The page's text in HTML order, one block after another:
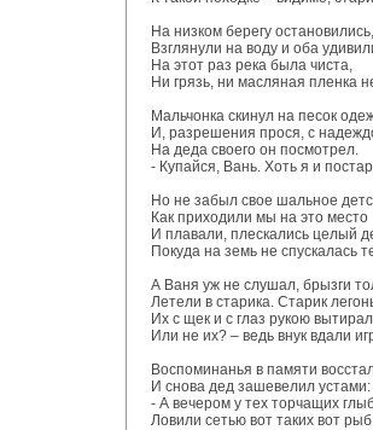
На низком берегу остановились,
Взглянули на воду и оба
На этот раз река была чиста,
Ни грязь, ни масляная пленка
Мальчонка скинул на песок
И, разрешения прося, с
На деда своего он посмотрел.
- Купайся, Вань. Хоть я и
Но не забыл свое шальное
Как приходили мы на это место
И плавали, плескались целый
Покуда на земь не спускалась
А Ваня уж не слушал, брызги
Летели в старика. Старик
Их с щек и с глаз рукою
Или не их? – ведь внук вдали
Воспоминанья в памяти
И снова дед зашевелил устами:
- А вечером у тех торчащих
Ловили сетью вот таких вот